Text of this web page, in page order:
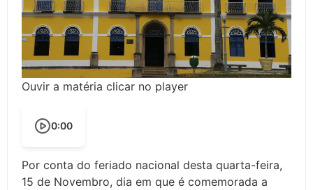
Ouvir a matéria clicar no player
0:00
Por conta do feriado nacional desta quarta-feira,
15 de Novembro, dia em que é comemorada a